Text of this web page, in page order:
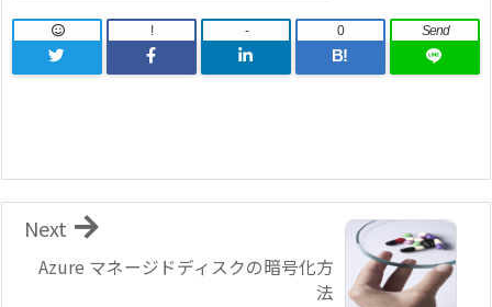
! -
B!
0 Send
Azure マネージドディスクの暗号化方
法
Next